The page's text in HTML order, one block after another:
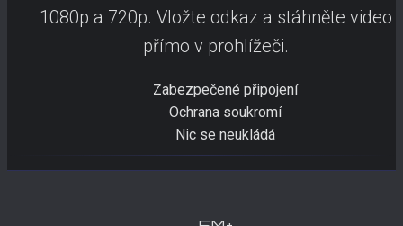
1080p a 720p. Vložte odkaz a stáhněte video
přímo v prohlížeči.
Zabezpečené připojení
Ochrana soukromí
Nic se neukládá